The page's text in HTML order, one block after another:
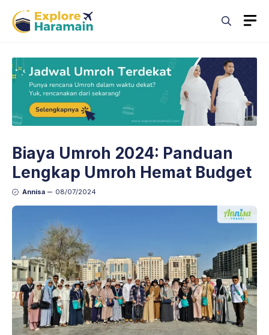
content
Biaya Umroh 2024: Panduan
Lengkap Umroh Hemat Budget
Annisa 08/07/2024